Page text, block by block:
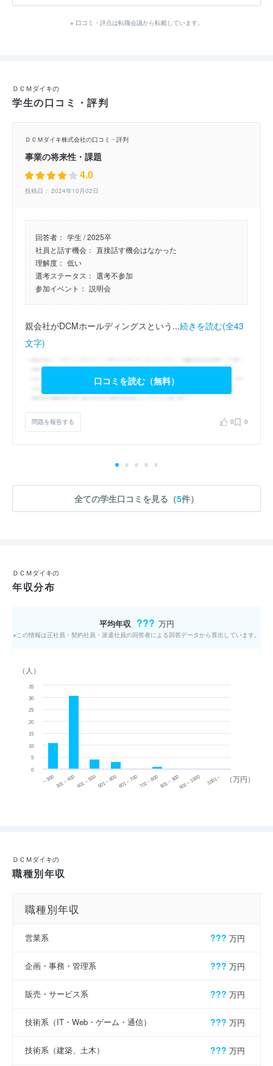
※ 口コミ・評点は転職会議から転載しています。
ＤＣＭダイキの
学生の口コミ・評判
ＤＣＭダイキ株式会社の口コミ・評判
事業の将来性・課題
4.0
投稿日： 2024年10月02日
回答者： 学生 / 2025卒
社員と話す機会： 直接話す機会はなかった
理解度： 低い
選考ステータス： 選考不参加
参加イベント： 説明会
親会社がDCMホールディングスという...続きを読む(全43
文字)
口コミを読む（無料）
問題を報告する 0 0
全ての学生口コミを見る（5件）
ＤＣＭダイキの
年収分布
平均年収 ??? 万円
※この情報は正社員・契約社員・派遣社員の回答者による回答データから算出しています。
（万円）
（人）
~ 300 301 ~ 400 401 ~ 500501 ~ 600601 ~ 700701 ~ 800801 ~ 900901 ~ 1000 1001 ~
0
5
10
15
20
25
30
35
ＤＣＭダイキの
職種別年収
職種別年収
営業系 ??? 万円
企画・事務・管理系 ??? 万円
販売・サービス系 ??? 万円
技術系（IT・Web・ゲーム・通信） ??? 万円
技術系（建築、土木） ??? 万円